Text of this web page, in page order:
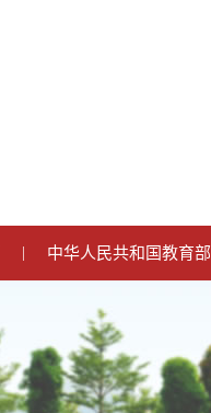
中华人民共和国教育部